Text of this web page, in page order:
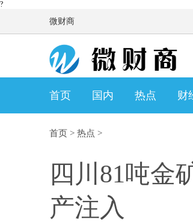
?
微财商
首页 国内 热点 财
首页 > 热点 >
四川81吨金
产注入